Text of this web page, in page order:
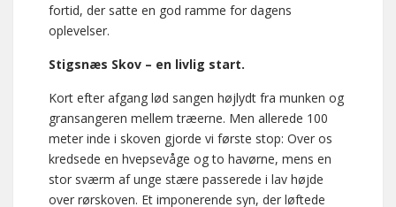
fortid, der satte en god ramme for dagens
oplevelser.
Stigsnæs Skov – en livlig start.
Kort efter afgang lød sangen højlydt fra munken og
gransangeren mellem træerne. Men allerede 100
meter inde i skoven gjorde vi første stop: Over os
kredsede en hvepsevåge og to havørne, mens en
stor sværm af unge stære passerede i lav højde
over rørskoven. Et imponerende syn, der løftede